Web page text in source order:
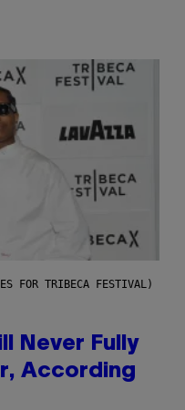
FOR TRIBECA FESTIVAL)
Never Fully
According